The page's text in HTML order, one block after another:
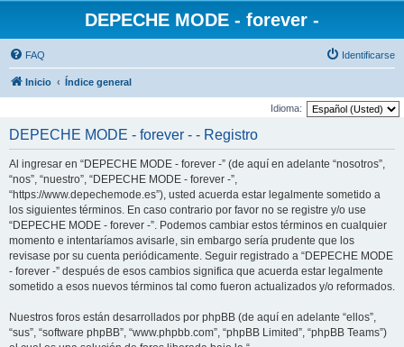
DEPECHE MODE - forever -
FAQ Identificarse
Inicio Índice general
Idioma:
DEPECHE MODE - forever - - Registro
Al ingresar en “DEPECHE MODE - forever -” (de aquí en adelante “nosotros”,
“nos”, “nuestro”, “DEPECHE MODE - forever -”,
“https://www.depechemode.es”), usted acuerda estar legalmente sometido a
los siguientes términos. En caso contrario por favor no se registre y/o use
“DEPECHE MODE - forever -”. Podemos cambiar estos términos en cualquier
momento e intentaríamos avisarle, sin embargo sería prudente que los
revisase por su cuenta periódicamente. Seguir registrado a “DEPECHE MODE
- forever -” después de esos cambios significa que acuerda estar legalmente
sometido a esos nuevos términos tal como fueron actualizados y/o reformados.
Nuestros foros están desarrollados por phpBB (de aquí en adelante “ellos”,
“sus”, “software phpBB”, “www.phpbb.com”, “phpBB Limited”, “phpBB Teams”)